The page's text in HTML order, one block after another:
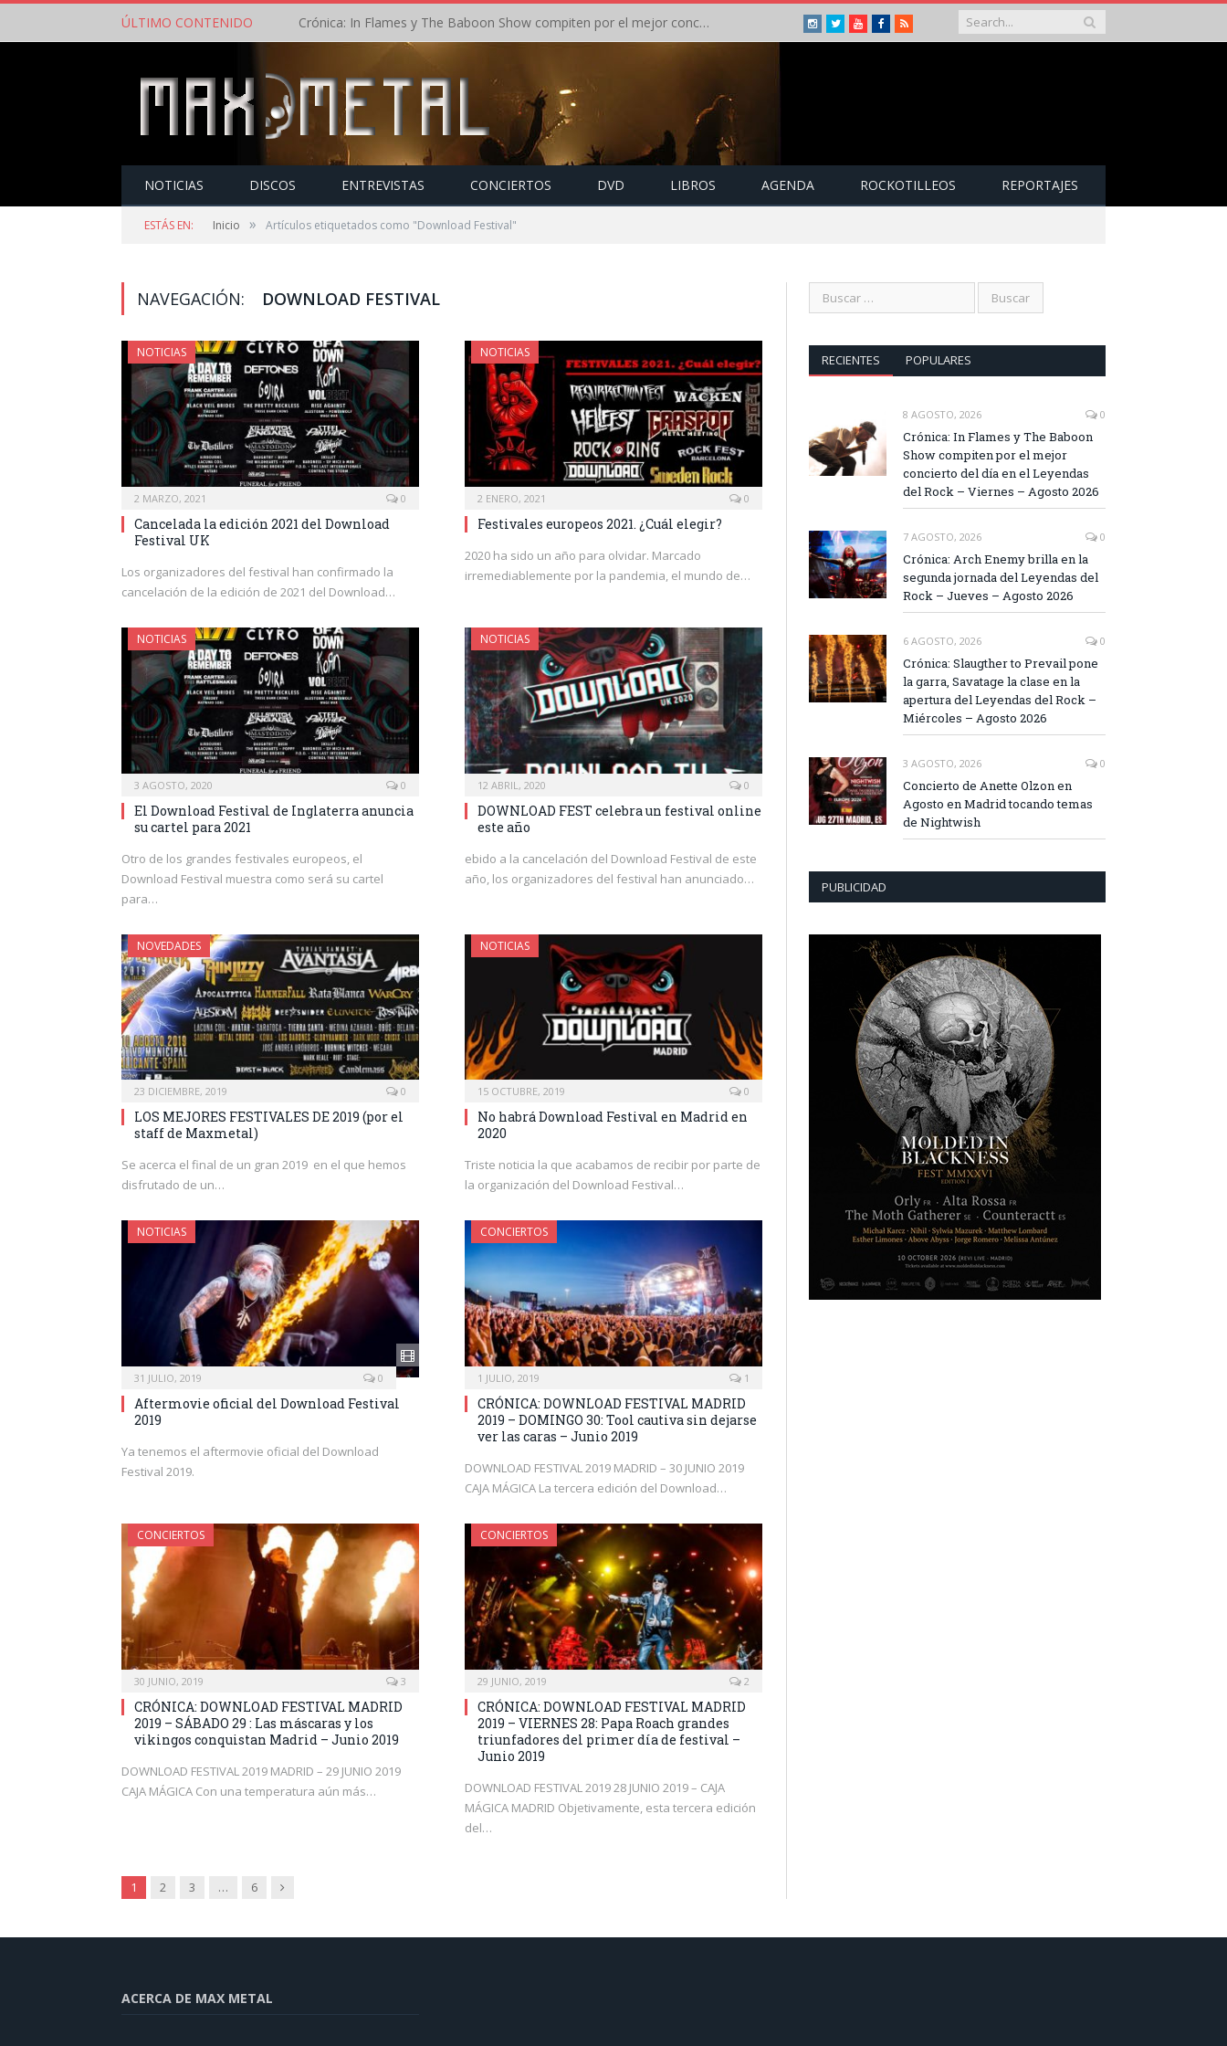
ÚLTIMO CONTENIDO Crónica: In Flames y The Baboon Show compiten por el mejor concierto del día en el Leyendas del Rock – Viernes – Agosto 2026 Instagram
TwitterYoutubeFacebook
RSS
NOTICIAS DISCOS ENTREVISTAS CONCIERTOS DVD LIBROS AGENDA ROCKOTILLEOS REPORTAJES
ESTÁS EN: Inicio » Artículos etiquetados como "Download Festival"
NAVEGACIÓN: DOWNLOAD FESTIVAL
NOTICIAS
2 MARZO, 2021 0
Cancelada la edición 2021 del Download
Festival UK
Los organizadores del festival han confirmado la
cancelación de la edición de 2021 del Download…
NOTICIAS
2 ENERO, 2021 0
Festivales europeos 2021. ¿Cuál elegir?
2020 ha sido un año para olvidar. Marcado
irremediablemente por la pandemia, el mundo de…
NOTICIAS
3 AGOSTO, 2020 0
El Download Festival de Inglaterra anuncia
su cartel para 2021
Otro de los grandes festivales europeos, el
Download Festival muestra como será su cartel
para…
NOTICIAS
12 ABRIL, 2020 0
DOWNLOAD FEST celebra un festival online
este año
ebido a la cancelación del Download Festival de este
año, los organizadores del festival han anunciado…
NOVEDADES
23 DICIEMBRE, 2019 0
LOS MEJORES FESTIVALES DE 2019 (por el
staff de Maxmetal)
Se acerca el final de un gran 2019 en el que hemos
disfrutado de un…
NOTICIAS
15 OCTUBRE, 2019 0
No habrá Download Festival en Madrid en
2020
Triste noticia la que acabamos de recibir por parte de
la organización del Download Festival…
NOTICIAS
31 JULIO, 2019 0
Aftermovie oficial del Download Festival
2019
Ya tenemos el aftermovie oficial del Download
Festival 2019.
CONCIERTOS
1 JULIO, 2019 1
CRÓNICA: DOWNLOAD FESTIVAL MADRID
2019 – DOMINGO 30: Tool cautiva sin dejarse
ver las caras – Junio 2019
DOWNLOAD FESTIVAL 2019 MADRID – 30 JUNIO 2019
CAJA MÁGICA La tercera edición del Download…
CONCIERTOS
30 JUNIO, 2019 3
CRÓNICA: DOWNLOAD FESTIVAL MADRID
2019 – SÁBADO 29 : Las máscaras y los
vikingos conquistan Madrid – Junio 2019
DOWNLOAD FESTIVAL 2019 MADRID – 29 JUNIO 2019
CAJA MÁGICA Con una temperatura aún más…
CONCIERTOS
29 JUNIO, 2019 2
CRÓNICA: DOWNLOAD FESTIVAL MADRID
2019 – VIERNES 28: Papa Roach grandes
triunfadores del primer día de festival –
Junio 2019
DOWNLOAD FESTIVAL 2019 28 JUNIO 2019 – CAJA
MÁGICA MADRID Objetivamente, esta tercera edición
del…
1 2 3 … 6 Siguiente
RECIENTES POPULARES
8 AGOSTO, 2026 0
Crónica: In Flames y The Baboon
Show compiten por el mejor
concierto del día en el Leyendas
del Rock – Viernes – Agosto 2026
7 AGOSTO, 2026 0
Crónica: Arch Enemy brilla en la
segunda jornada del Leyendas del
Rock – Jueves – Agosto 2026
6 AGOSTO, 2026 0
Crónica: Slaugther to Prevail pone
la garra, Savatage la clase en la
apertura del Leyendas del Rock –
Miércoles – Agosto 2026
3 AGOSTO, 2026 0
Concierto de Anette Olzon en
Agosto en Madrid tocando temas
de Nightwish
PUBLICIDAD
ACERCA DE MAX METAL